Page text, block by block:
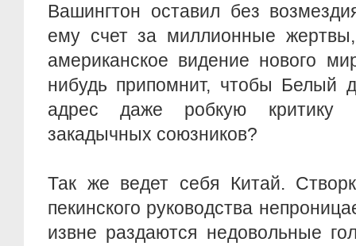
Вашингтон оставил без
ему счет за миллионные
американское видение нового
нибудь припомнит, чтобы Белый
адрес даже робкую критику
закадычных союзников?
Так же ведет себя Китай.
пекинского руководства
извне раздаются недовольные